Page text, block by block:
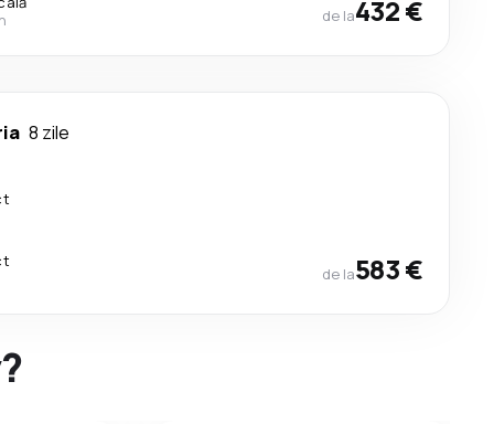
de la432 €
8 zile
de la583 €